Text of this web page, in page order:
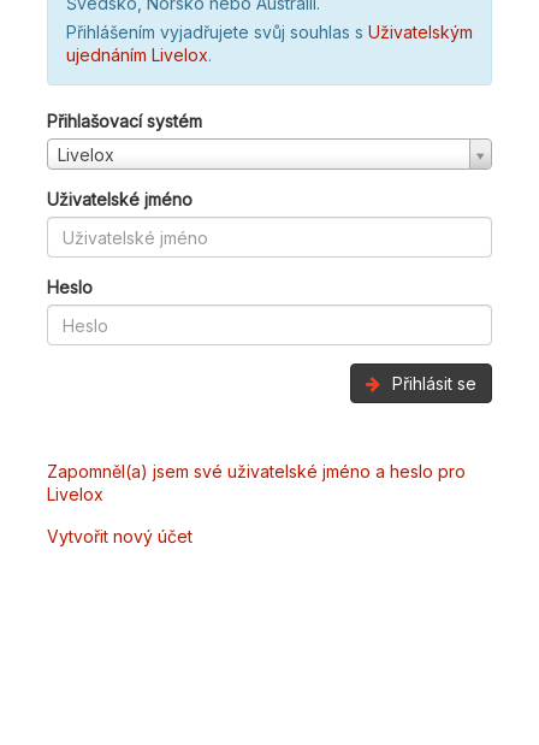
Přihlášením vyjadřujete svůj souhlas s Uživatelským
ujednáním Livelox.
Přihlašovací systém
Livelox
Uživatelské jméno
Heslo
Přihlásit se
Zapomněl(a) jsem své uživatelské jméno a heslo pro
Livelox
Vytvořit nový účet